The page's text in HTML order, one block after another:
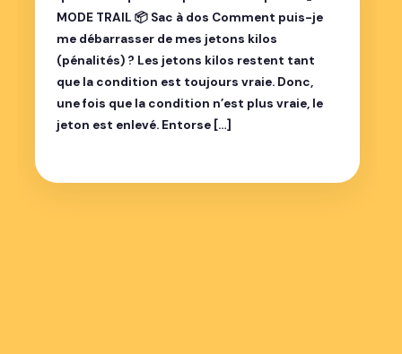
MODE TRAIL 📦 Sac à dos Comment puis-je
me débarrasser de mes jetons kilos
(pénalités) ? Les jetons kilos restent tant
que la condition est toujours vraie. Donc,
une fois que la condition n’est plus vraie, le
jeton est enlevé. Entorse […]